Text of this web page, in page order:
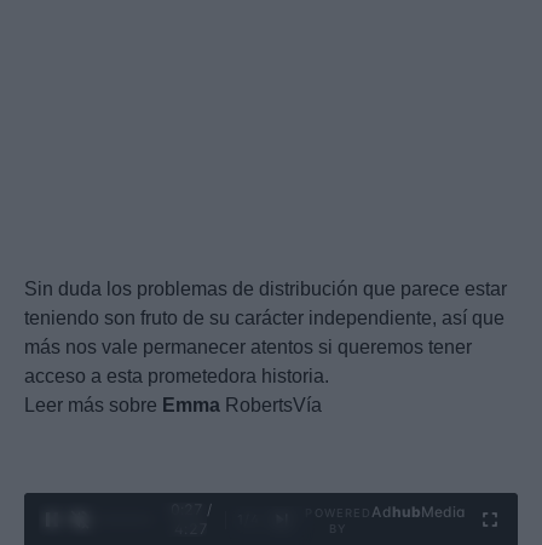
Sin duda los problemas de distribución que parece estar
teniendo son fruto de su carácter independiente, así que
más nos vale permanecer atentos si queremos tener
acceso a esta prometedora historia.
Leer más sobre Emma RobertsVía
0:28 /
Ad hubMedia